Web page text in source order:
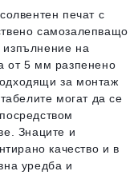
печат с
самозалепващо
на
от 5 мм разпенено
за монтаж
могат да се
Знаците и
качество и в
уредба и